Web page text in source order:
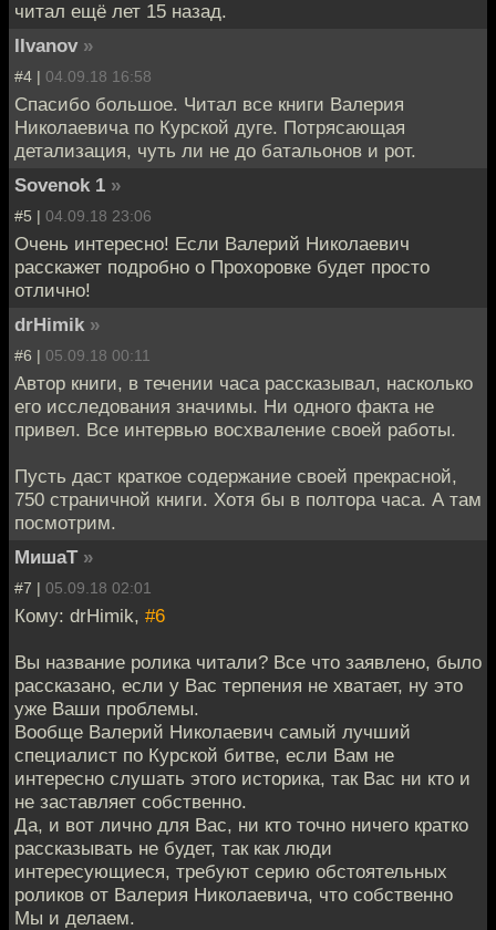
читал ещё лет 15 назад.
IIvanov »
#4 | 04.09.18 16:58
Спасибо большое. Читал все книги Валерия
Николаевича по Курской дуге. Потрясающая
детализация, чуть ли не до батальонов и рот.
Sovenok 1 »
#5 | 04.09.18 23:06
Очень интересно! Если Валерий Николаевич
расскажет подробно о Прохоровке будет просто
отлично!
drHimik »
#6 | 05.09.18 00:11
Автор книги, в течении часа рассказывал, насколько
его исследования значимы. Ни одного факта не
привел. Все интервью восхваление своей работы.
Пусть даст краткое содержание своей прекрасной,
750 страничной книги. Хотя бы в полтора часа. А там
посмотрим.
МишаТ »
#7 | 05.09.18 02:01
Кому: drHimik, #6
Вы название ролика читали? Все что заявлено, было
рассказано, если у Вас терпения не хватает, ну это
уже Ваши проблемы.
Вообще Валерий Николаевич самый лучший
специалист по Курской битве, если Вам не
интересно слушать этого историка, так Вас ни кто и
не заставляет собственно.
Да, и вот лично для Вас, ни кто точно ничего кратко
рассказывать не будет, так как люди
интересующиеся, требуют серию обстоятельных
роликов от Валерия Николаевича, что собственно
Мы и делаем.